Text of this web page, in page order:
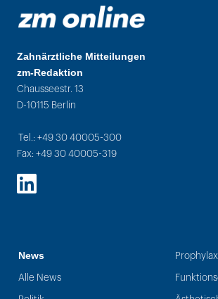
Zahnärztliche Mitteilungen
zm-Redaktion
Chausseestr. 13
D-10115 Berlin
Tel.: +49 30 40005-300
Fax: +49 30 40005-319
LinkedIn
News
Alle News